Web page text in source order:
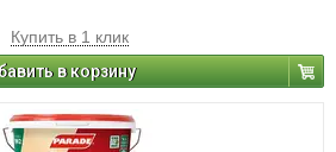
Купить в 1 клик
в корзину